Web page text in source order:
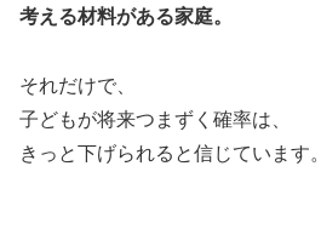
考える材料がある家庭。
それだけで、
子どもが将来つまずく確率は、
きっと下げられると信じています。